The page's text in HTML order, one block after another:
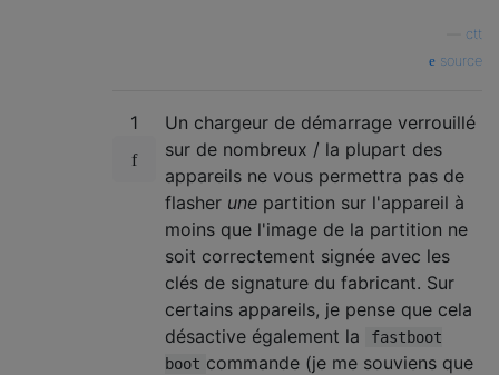
ctt
source
1
Un chargeur de démarrage verrouillé
sur de nombreux / la plupart des
appareils ne vous permettra pas de
flasher une partition sur l'appareil à
moins que l'image de la partition ne
soit correctement signée avec les
clés de signature du fabricant. Sur
certains appareils, je pense que cela
désactive également la
fastboot
boot commande (je me souviens que